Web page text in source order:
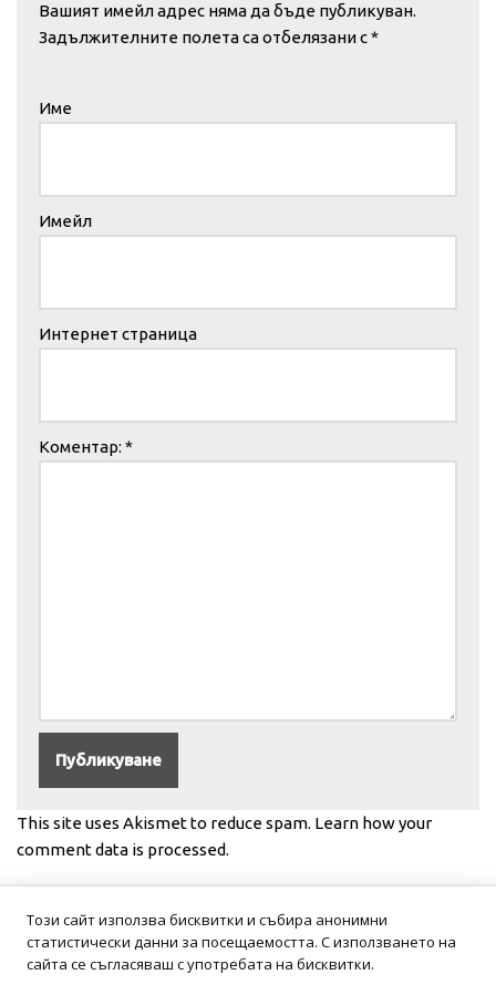
Вашият имейл адрес няма да бъде публикуван.
Задължителните полета са отбелязани с*
Име
Имейл
Интернет страница
Коментар: *
This site uses Akismet to reduce spam. Learn how your
comment data is processed.
Този сайт използва бисквитки и събира анонимни
статистически данни за посещаемостта. С използването на
сайта се съгласяваш с употребата на бисквитки.